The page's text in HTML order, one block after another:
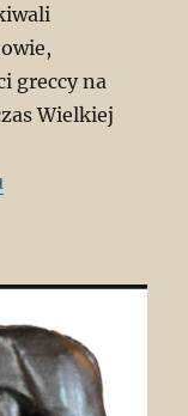
greccy na
Wielkiej